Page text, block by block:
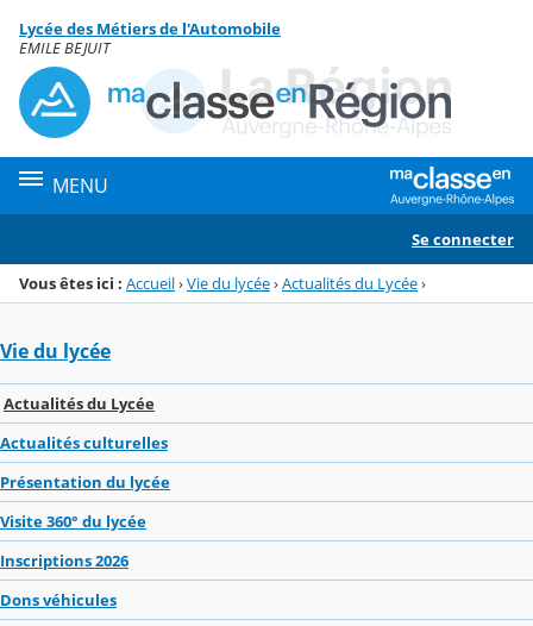
Menu de la rubrique
Contenu
Lycée des Métiers de l'Automobile
EMILE BEJUIT
MENU
Se connecter
Vous êtes ici : Accueil›Vie du lycée›Actualités du Lycée›
Vie du lycée
Actualités du Lycée
Actualités culturelles
Présentation du lycée
Visite 360° du lycée
Inscriptions 2026
Dons véhicules